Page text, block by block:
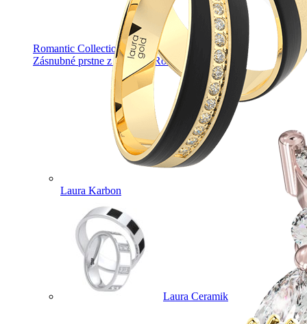
Romantic Collection
Zásnubné prstne z kolekcie Romantic.
Laura Karbon
Laura Ceramik